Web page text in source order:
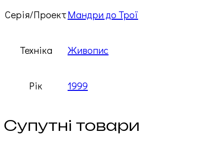
Серія/ПроектМандри до Трої
Техніка Живопис
Рік 1999
Супутні товари